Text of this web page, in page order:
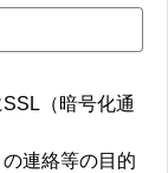
（暗号化通
連絡等の目的